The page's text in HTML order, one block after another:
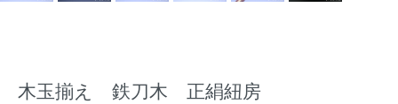
木玉揃え 鉄刀木 正絹紐房